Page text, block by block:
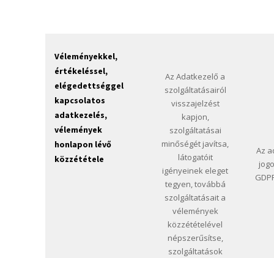
Véleményekkel,
értékeléssel,
elégedettséggel
kapcsolatos
adatkezelés,
vélemények
honlapon lévő
közzététele
Az Adatkezelő a
szolgáltatásairól
visszajelzést
kapjon,
szolgáltatásai
minőségét javítsa,
látogatóit
igényeinek eleget
tegyen, továbbá
szolgáltatásait a
vélemények
közzétételével
népszerűsítse,
szolgáltatások
Az